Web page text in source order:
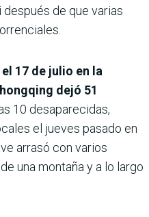
de que varias
17 de julio en la
dejó 51
10 desaparecidas,
el jueves pasado en
arrasó con varios
una montaña y a lo largo